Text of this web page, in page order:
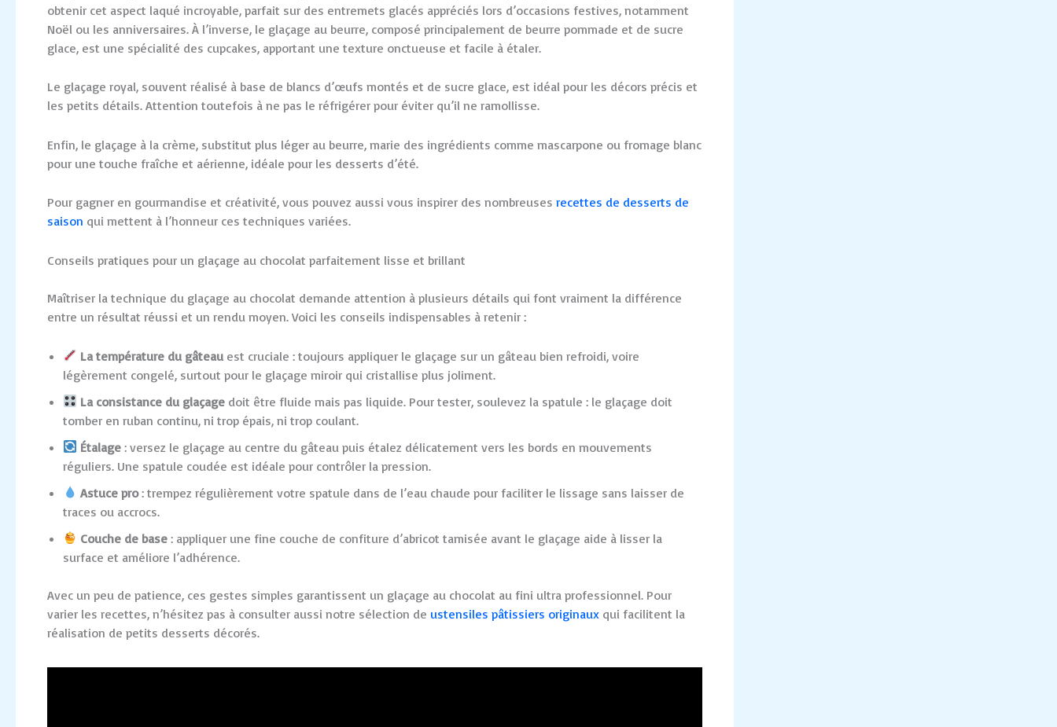
obtenir cet aspect laqué incroyable, parfait sur des entremets glacés appréciés lors d’occasions festives, notamment
Noël ou les anniversaires. À l’inverse, le glaçage au beurre, composé principalement de beurre pommade et de sucre
glace, est une spécialité des cupcakes, apportant une texture onctueuse et facile à étaler.
Le glaçage royal, souvent réalisé à base de blancs d’œufs montés et de sucre glace, est idéal pour les décors précis et
les petits détails. Attention toutefois à ne pas le réfrigérer pour éviter qu’il ne ramollisse.
Enfin, le glaçage à la crème, substitut plus léger au beurre, marie des ingrédients comme mascarpone ou fromage blanc
pour une touche fraîche et aérienne, idéale pour les desserts d’été.
Pour gagner en gourmandise et créativité, vous pouvez aussi vous inspirer des nombreuses recettes de desserts de
saison qui mettent à l’honneur ces techniques variées.
Conseils pratiques pour un glaçage au chocolat parfaitement lisse et brillant
Maîtriser la technique du glaçage au chocolat demande attention à plusieurs détails qui font vraiment la différence
entre un résultat réussi et un rendu moyen. Voici les conseils indispensables à retenir :
La température du gâteau est cruciale : toujours appliquer le glaçage sur un gâteau bien refroidi, voire
légèrement congelé, surtout pour le glaçage miroir qui cristallise plus joliment.
La consistance du glaçage doit être fluide mais pas liquide. Pour tester, soulevez la spatule : le glaçage doit
tomber en ruban continu, ni trop épais, ni trop coulant.
Étalage : versez le glaçage au centre du gâteau puis étalez délicatement vers les bords en mouvements
réguliers. Une spatule coudée est idéale pour contrôler la pression.
Astuce pro: trempez régulièrement votre spatule dans de l’eau chaude pour faciliter le lissage sans laisser de
traces ou accrocs.
Couche de base : appliquer une fine couche de confiture d’abricot tamisée avant le glaçage aide à lisser la
surface et améliore l’adhérence.
Avec un peu de patience, ces gestes simples garantissent un glaçage au chocolat au fini ultra professionnel. Pour
varier les recettes, n’hésitez pas à consulter aussi notre sélection de ustensiles pâtissiers originaux qui facilitent la
réalisation de petits desserts décorés.